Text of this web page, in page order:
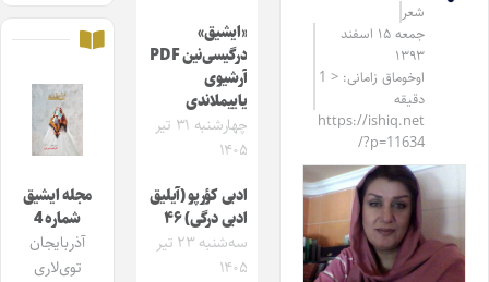
شعر
جمعه ۱۵ اسفند
۱۳۹۳
اوخوماق زامانی: < 1
دقیقه
https://ishiq.net
/?p=11634
«ایشیق»
درگیسی‌نین PDF
آرشیوی
یاییملاندی
چهارشنبه ۳۱ تیر
۱۴۰۵
ادبی کؤرپو (آیلیق
ادبی درگی) ۴۶
سه‌شنبه ۲۳ تیر
۱۴۰۵
مجله ایشیق
شماره 4
آذربایجان
توی‌لاری